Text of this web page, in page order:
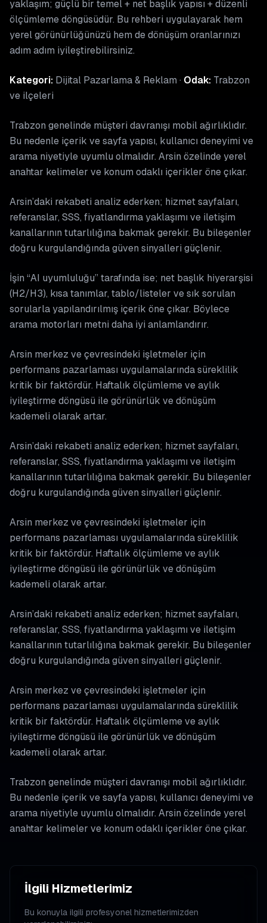
yaklaşım; güçlü bir temel + net başlık yapısı + düzenli
ölçümleme döngüsüdür. Bu rehberi uygulayarak hem
yerel görünürlüğünüzü hem de dönüşüm oranlarınızı
adım adım iyileştirebilirsiniz.
Kategori: Dijital Pazarlama & Reklam · Odak: Trabzon
ve ilçeleri
Trabzon genelinde müşteri davranışı mobil ağırlıklıdır.
Bu nedenle içerik ve sayfa yapısı, kullanıcı deneyimi ve
arama niyetiyle uyumlu olmalıdır. Arsin özelinde yerel
anahtar kelimeler ve konum odaklı içerikler öne çıkar.
Arsin’daki rekabeti analiz ederken; hizmet sayfaları,
referanslar, SSS, fiyatlandırma yaklaşımı ve iletişim
kanallarının tutarlılığına bakmak gerekir. Bu bileşenler
doğru kurgulandığında güven sinyalleri güçlenir.
İşin “AI uyumluluğu” tarafında ise; net başlık hiyerarşisi
(H2/H3), kısa tanımlar, tablo/listeler ve sık sorulan
sorularla yapılandırılmış içerik öne çıkar. Böylece
arama motorları metni daha iyi anlamlandırır.
Arsin merkez ve çevresindeki işletmeler için
performans pazarlaması uygulamalarında süreklilik
kritik bir faktördür. Haftalık ölçümleme ve aylık
iyileştirme döngüsü ile görünürlük ve dönüşüm
kademeli olarak artar.
Arsin’daki rekabeti analiz ederken; hizmet sayfaları,
referanslar, SSS, fiyatlandırma yaklaşımı ve iletişim
kanallarının tutarlılığına bakmak gerekir. Bu bileşenler
doğru kurgulandığında güven sinyalleri güçlenir.
Arsin merkez ve çevresindeki işletmeler için
performans pazarlaması uygulamalarında süreklilik
kritik bir faktördür. Haftalık ölçümleme ve aylık
iyileştirme döngüsü ile görünürlük ve dönüşüm
kademeli olarak artar.
Arsin’daki rekabeti analiz ederken; hizmet sayfaları,
referanslar, SSS, fiyatlandırma yaklaşımı ve iletişim
kanallarının tutarlılığına bakmak gerekir. Bu bileşenler
doğru kurgulandığında güven sinyalleri güçlenir.
Arsin merkez ve çevresindeki işletmeler için
performans pazarlaması uygulamalarında süreklilik
kritik bir faktördür. Haftalık ölçümleme ve aylık
iyileştirme döngüsü ile görünürlük ve dönüşüm
kademeli olarak artar.
Trabzon genelinde müşteri davranışı mobil ağırlıklıdır.
Bu nedenle içerik ve sayfa yapısı, kullanıcı deneyimi ve
arama niyetiyle uyumlu olmalıdır. Arsin özelinde yerel
anahtar kelimeler ve konum odaklı içerikler öne çıkar.
İlgili Hizmetlerimiz
Bu konuyla ilgili profesyonel hizmetlerimizden